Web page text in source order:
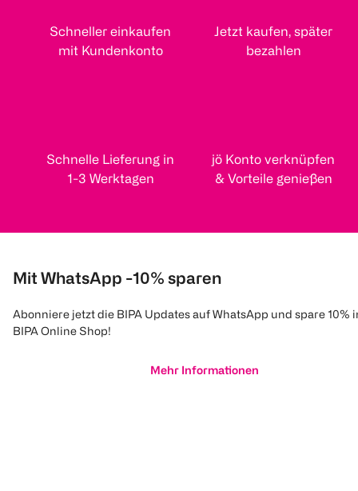
Schneller einkaufen
mit Kundenkonto
Jetzt kaufen, später
bezahlen
Schnelle Lieferung in
1-3 Werktagen
jö Konto verknüpfen
& Vorteile genießen
Mit WhatsApp -10% sparen
Abonniere jetzt die BIPA Updates auf WhatsApp und spare 10%
BIPA Online Shop!
Mehr Informationen